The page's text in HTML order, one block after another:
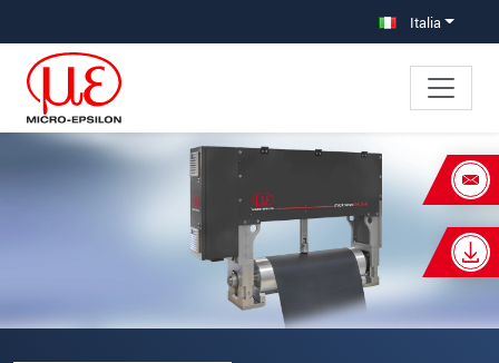
Italia
×
La vostra richiesta di:
thicknessGAUGE O.EC